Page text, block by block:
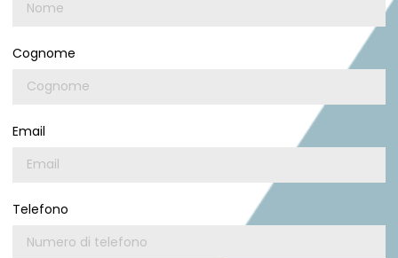
Cognome
Email
Telefono